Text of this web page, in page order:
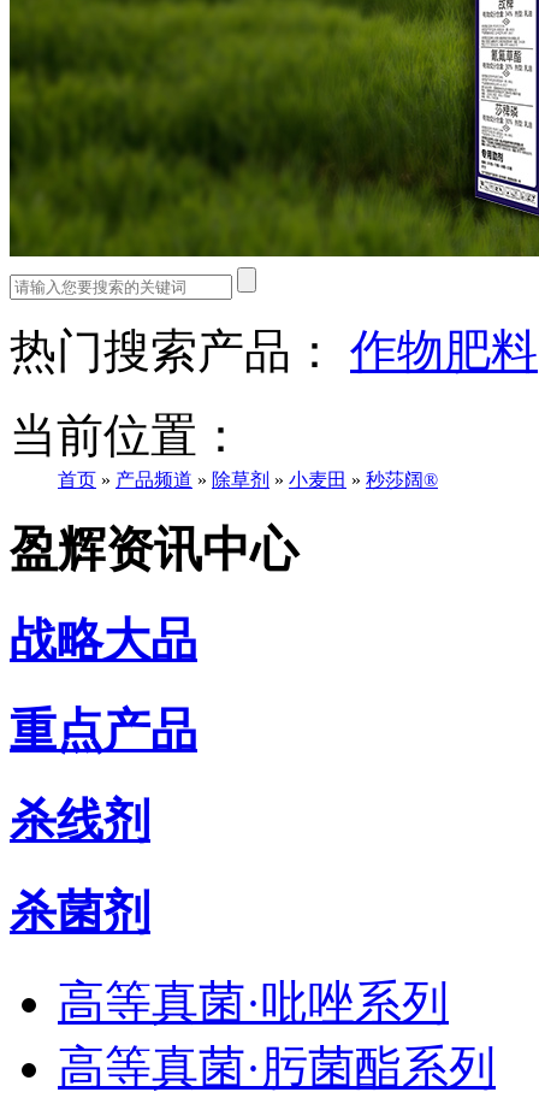
热门搜索产品： 作物肥料
当前位置：
首页 » 产品频道 » 除草剂 » 小麦田 » 秒莎阔®
盈辉资讯中心
战略大品
重点产品
杀线剂
杀菌剂
高等真菌·吡唑系列
高等真菌·肟菌酯系列